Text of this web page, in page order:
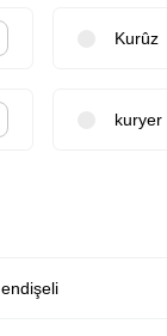
Kurûz
kuryer
endişeli